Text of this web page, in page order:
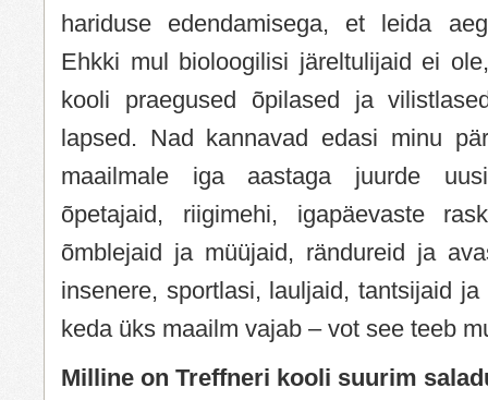
hariduse edendamisega, et leida
Ehkki mul bioloogilisi järeltulijaid ei
kooli praegused õpilased ja
lapsed. Nad kannavad edasi minu
maailmale iga aastaga juurde
õpetajaid, riigimehi, igapäevaste
õmblejaid ja müüjaid, rändureid ja
insenere, sportlasi, lauljaid, tantsijaid
keda üks maailm vajab – vot see teeb
Milline on Treffneri kooli suurim